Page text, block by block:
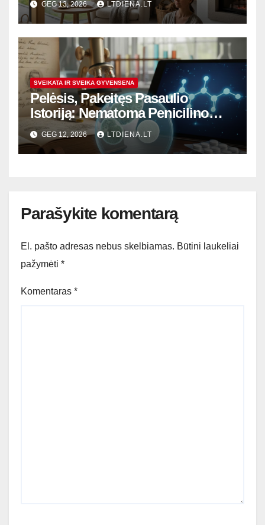
GEG 13, 2026 LTDIENA.LT
SVEIKATA IR SVEIKA GYVENSENA
Pelėsis, Pakeitęs Pasaulio
Istoriją: Nematoma Penicilino
Revoliucija ir Šiuolaikiniai
Iššūkiai
GEG 12, 2026 LTDIENA.LT
Parašykite komentarą
El. pašto adresas nebus skelbiamas. Būtini laukeliai
pažymėti *
Komentaras *